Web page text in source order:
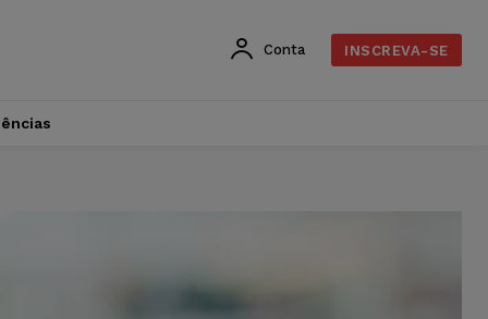
Conta INSCREVA-SE